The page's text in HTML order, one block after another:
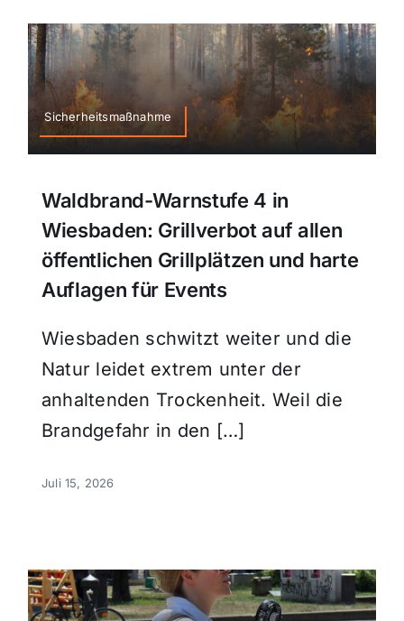
Sicherheitsmaßnahme
Waldbrand-Warnstufe 4 in
Wiesbaden: Grillverbot auf allen
öffentlichen Grillplätzen und harte
Auflagen für Events
Wiesbaden schwitzt weiter und die
Natur leidet extrem unter der
anhaltenden Trockenheit. Weil die
Brandgefahr in den […]
Juli 15, 2026